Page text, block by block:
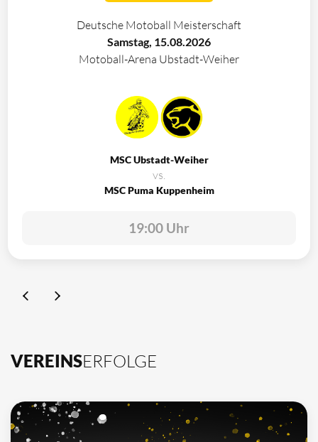
Deutsche Motoball Meisterschaft
Samstag, 15.08.2026
Motoball-Arena Ubstadt-Weiher
MSC Ubstadt-Weiher
vs.
MSC Puma Kuppenheim
19:00 Uhr
VEREINSERFOLGE
10